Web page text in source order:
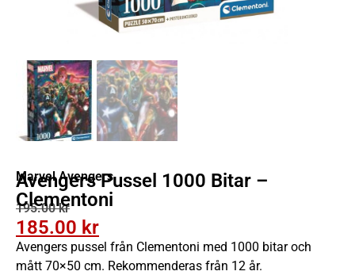
Marvel Avengers
Avengers Pussel 1000 Bitar –
Clementoni
195.00kr
185.00 kr
Avengers pussel från Clementoni med 1000 bitar och
mått 70×50 cm. Rekommenderas från 12 år.